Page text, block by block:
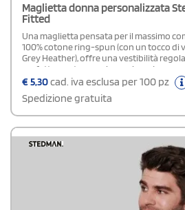
Maglietta donna personalizzata
Fitted
Una maglietta pensata per il massimo
100% cotone ring-spun (con un tocco di
Grey Heather), offre una vestibilità
perfettamente a ogni occasione.
g/m², è ideale per sentirsi a proprio agio
classico, le maniche set-in e le cuciture
tocco di qualità e attenzione ai dettagli.
cerca semplicità e raffinatezza insieme.
€5,30cad. iva esclusa per 100 pz
Spedizione gratuita